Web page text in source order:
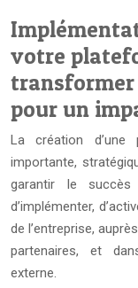
votre
transformer
pour un
La création
importante,
garantir le
d’implémenter,
de l’entreprise,
partenaires, et
externe.